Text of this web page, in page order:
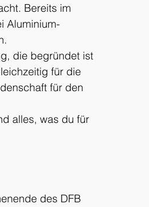
Bereits im
Aluminium-
die begründet ist
für die
für den
alles, was du für
des DFB